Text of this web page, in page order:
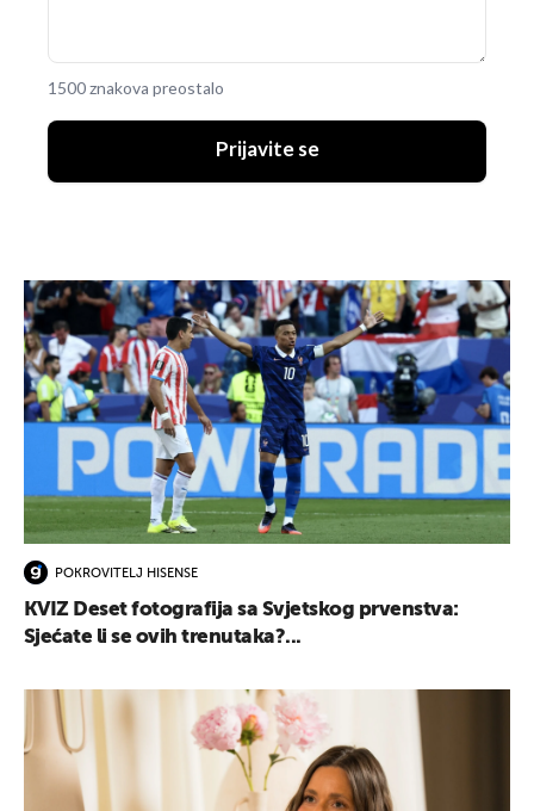
1500 znakova preostalo
Prijavite se
POKROVITELJ HISENSE
KVIZ Deset fotografija sa Svjetskog prvenstva:
Sjećate li se ovih trenutaka?...